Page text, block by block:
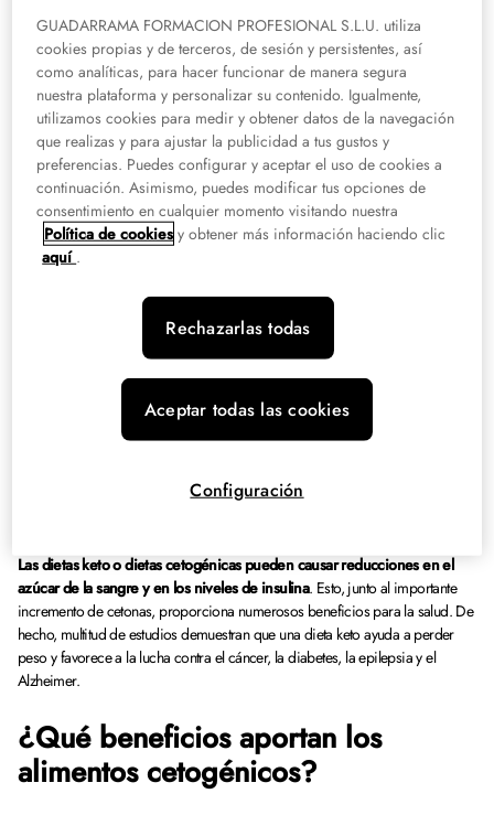
A pesar de su rápido crecimiento entre la población, no es recomendable
para todo el mundo ni para mantenerla a largo plazo. Antes de comenzar a
realizar una dieta keto, conviene conocer en qué consiste y cuáles son sus
consecuencias.
¿En qué consiste una dieta keto?
Una dieta keto o dieta cetogénica (de la palabra “ketogenic” en inglés, en su
forma abreviada) es unplan de alimentación bajo en hidratos de carbono
y rico en grasas que ofrece beneficios para la salud
comparte multitud de similitudes con las dietas Atkins y aquellas que son
principalmente bajas en carbohidratos.
reemplazarlos principalmente por grasas. Esta disminución expone al cuerpo
del ser humano a un estado metabólico llamado cetosis (déficit en el aporte
de carbohidratos).
Cuando ocurre este procedimiento, el cuerpo se vuelve mucho más eficiente
Las dietas keto o dietas cetogénicas pueden causar reducciones en el
azúcar de la sangre y en los niveles de insulina. Esto, junto al importante
incremento de cetonas, proporciona numerosos beneficios para la salud. De
hecho, multitud de estudios demuestran que una dieta keto ayuda a perder
peso y favorece a la lucha contra el cáncer, la diabetes, la epilepsia y el
Alzheimer.
¿Qué beneficios aportan los
alimentos cetogénicos?
GUADARRAMA FORMACION PROFESIONAL S.L.U. utiliza
cookies propias y de terceros, de sesión y persistentes, así
como analíticas, para hacer funcionar de manera segura
nuestra plataforma y personalizar su contenido. Igualmente,
utilizamos cookies para medir y obtener datos de la navegación
que realizas y para ajustar la publicidad a tus gustos y
preferencias. Puedes configurar y aceptar el uso de cookies a
continuación. Asimismo, puedes modificar tus opciones de
consentimiento en cualquier momento visitando nuestra
Política de cookies y obtener más información haciendo clic
aquí .
Rechazarlas todas
Aceptar todas las cookies
Configuración